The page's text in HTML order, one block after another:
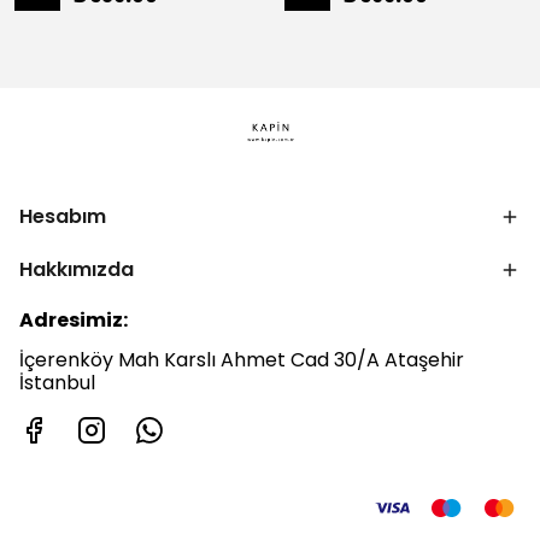
Hesabım
Hakkımızda
Adresimiz:
İçerenköy Mah Karslı Ahmet Cad 30/A Ataşehir
İstanbul